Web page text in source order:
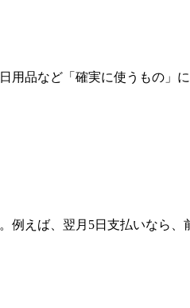
用品など「確実に使うもの」
例えば、翌月5日支払いなら、